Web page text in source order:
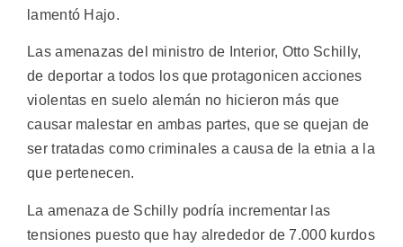
lamentó Hajo.
Las amenazas del ministro de Interior, Otto Schilly,
de deportar a todos los que protagonicen acciones
violentas en suelo alemán no hicieron más que
causar malestar en ambas partes, que se quejan de
ser tratadas como criminales a causa de la etnia a la
que pertenecen.
La amenaza de Schilly podría incrementar las
tensiones puesto que hay alrededor de 7.000 kurdos